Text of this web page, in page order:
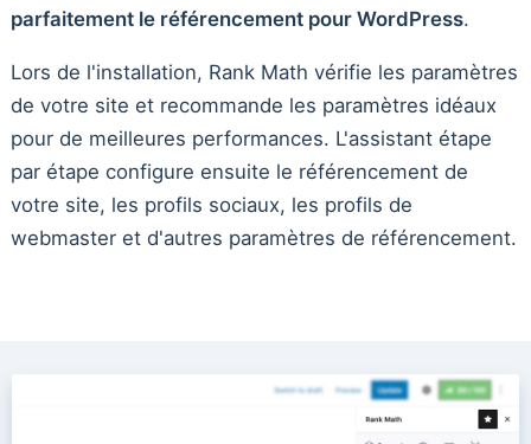
parfaitement le référencement pour WordPress.
Lors de l'installation, Rank Math vérifie les paramètres
de votre site et recommande les paramètres idéaux
pour de meilleures performances. L'assistant étape
par étape configure ensuite le référencement de
votre site, les profils sociaux, les profils de
webmaster et d'autres paramètres de référencement.